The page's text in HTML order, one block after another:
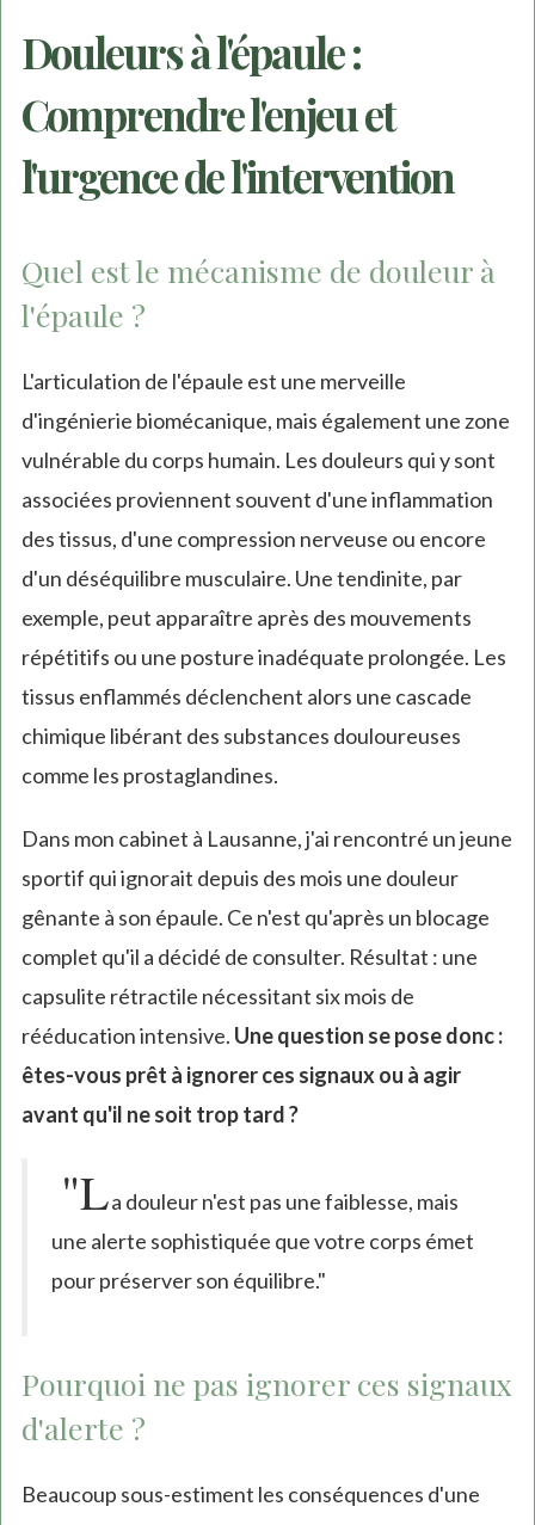
Douleurs à l'épaule :
Comprendre l'enjeu et
l'urgence de l'intervention
Quel est le mécanisme de douleur à
l'épaule ?
L'articulation de l'épaule est une merveille
d'ingénierie biomécanique, mais également une zone
vulnérable du corps humain. Les douleurs qui y sont
associées proviennent souvent d'une inflammation
des tissus, d'une compression nerveuse ou encore
d'un déséquilibre musculaire. Une tendinite, par
exemple, peut apparaître après des mouvements
répétitifs ou une posture inadéquate prolongée. Les
tissus enflammés déclenchent alors une cascade
chimique libérant des substances douloureuses
comme les prostaglandines.
Dans mon cabinet à Lausanne, j'ai rencontré un jeune
sportif qui ignorait depuis des mois une douleur
gênante à son épaule. Ce n'est qu'après un blocage
complet qu'il a décidé de consulter. Résultat : une
capsulite rétractile nécessitant six mois de
rééducation intensive. Une question se pose donc :
êtes-vous prêt à ignorer ces signaux ou à agir
avant qu'il ne soit trop tard ?
"La douleur n'est pas une faiblesse, mais
une alerte sophistiquée que votre corps émet
pour préserver son équilibre."
Pourquoi ne pas ignorer ces signaux
d'alerte ?
Beaucoup sous-estiment les conséquences d'une